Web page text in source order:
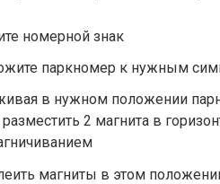
номерной знак
паркномер к нужным
в нужном положении
разместить 2 магнита в
магниты в этом